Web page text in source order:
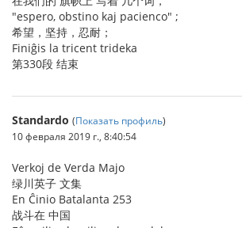
"espero, obstino kaj pacienco" ;
希望，坚持，忍耐；
Finiĝis la tricent trideka
第330段 结束
Standardo (Показать профиль)
10 февраля 2019 г., 8:40:54
Verkoj de Verda Majo
绿川英子 文集
En Ĉinio Batalanta 253
战斗在 中国